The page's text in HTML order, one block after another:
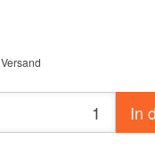
Versand
In